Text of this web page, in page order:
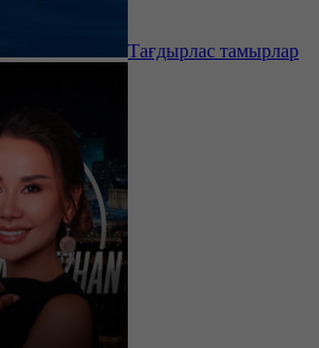
Тағдырлас тамырлар